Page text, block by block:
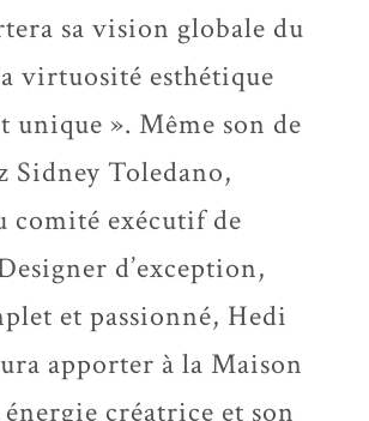
sa vision globale du
virtuosité esthétique
unique ». Même son de
Sidney Toledano,
comité exécutif de
d’exception,
et passionné, Hedi
apporter à la Maison
créatrice et son